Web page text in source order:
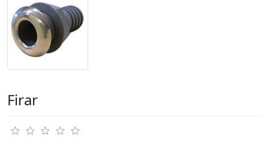
Firar